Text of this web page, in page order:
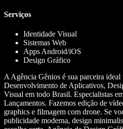
Serviços
Identidade Visual
Sistemas Web
Apps Android/iOS
Design Gráfico
A Agência Gênios é sua parceira ideal
Desenvolvimento de Aplicativos,
Visual em todo Brasil. Especialistas
Lançamentos. Fazemos edição de
graphics e filmagem com drone. Se
publicidade moderna, design